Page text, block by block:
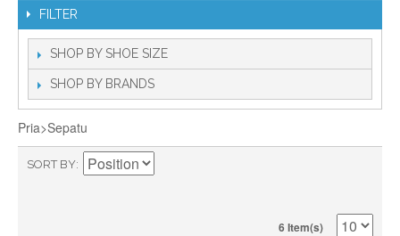
FILTER
SHOP BY SHOE SIZE
SHOP BY BRANDS
Pria>Sepatu
SORT BY
6 Item(s)